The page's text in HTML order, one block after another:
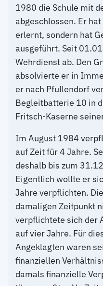
1980 die Schule mit
abgeschlossen. Er
erlernt, sondern hat
ausgeführt. Seit
Wehrdienst ab. Den
absolvierte er in
er nach Pfullendorf
Begleitbatterie 10 in
Fritsch-Kaserne
Im August 1984
auf Zeit für 4 Jahre.
deshalb bis zum
Eigentlich wollte er
Jahre verpflichten.
damaligen Zeitpunkt
verpflichtete sich der
auf vier Jahre. Für
Angeklagten waren
finanziellen
damals finanzielle